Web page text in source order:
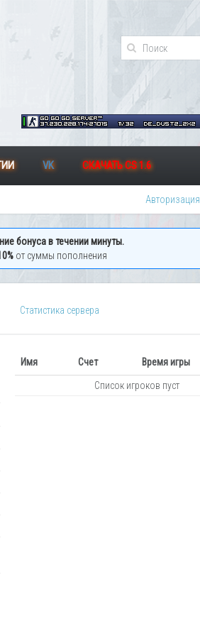
VK СКАЧАТЬ CS 1.6
Авторизация
бонуса в течении минуты.
от суммы пополнения
Статистика сервера
Имя Счет Время игры
Список игроков пуст